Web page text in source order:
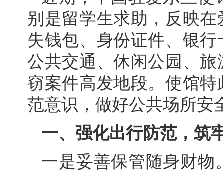
别是留学生求助，反映
失钱包、身份证件、银
公共交通、休闲公园、
窃案件高发地段。使馆
范意识，做好公共场所安
一、强化出行防范，筑
一是妥善保管随身财物